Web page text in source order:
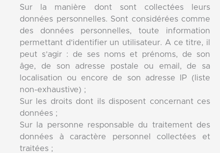
Sur la manière dont sont collectées leurs
données personnelles. Sont considérées comme
des données personnelles, toute information
permettant d’identifier un utilisateur. A ce titre, il
peut s’agir : de ses noms et prénoms, de son
âge, de son adresse postale ou email, de sa
localisation ou encore de son adresse IP (liste
non-exhaustive) ;
Sur les droits dont ils disposent concernant ces
données ;
Sur la personne responsable du traitement des
données à caractère personnel collectées et
traitées ;